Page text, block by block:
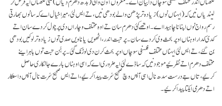
لیندیاں نیں کہ (ایہناں نوں) زیادہ تر پڑھن والے بودھی نیں، تے ایس لئی، میرا خیال اے کہ سانوں بھارتی
رسم رواج نوں اپنانا چاہیدا اے۔ اوتھے کئی دھرم سان تے اوہ مختلف وچاراں دی پرچول کردے سان اتے
کدی کدار اوہناں اوپر بحث وی کردے سان۔ پر تبت اندر، اٹھویں یا ناویں صدی توں زیادہ تر لوکیں بودھی
بن گئے، تے ایس لئی ایہناں مختلف فلسفی سوچاں اوپر بحث کرن دی لوڑ مُک گئی۔ پر ہُن تبت توں باہر اینے
مختلف دھرم اتے نظرئیے موجود نیں کہ ساڈے لئی ایہ ضروری اے کہ اسی اوہناں بارے جانکاری حاصل
کرئیے، تاں جے درست سدھ نال اسی آپس وچ صحیح سُرت پیدا کرئیے، اتے ایس صحیح سُرت نال آپس دا ستکار
اتے دھرمی ایکتا پیدا کرئیے۔